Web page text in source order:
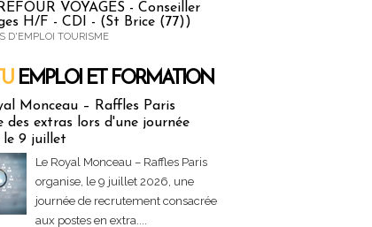
VOYAGES - Conseiller
H/F - CDI - (St Brice (77))
D'EMPLOI TOURISME
EMPLOI ET FORMATION
Monceau – Raffles Paris
des extras lors d'une journée
le 9 juillet
Le Royal Monceau – Raffles Paris
organise, le 9 juillet 2026, une
journée de recrutement consacrée
aux postes en extra....